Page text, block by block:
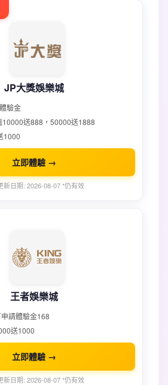
JP大獎娛樂城
驗金
10000送888，50000送1888
1000
立即體驗 →
新日期: 2026-08-07 *仍有效
王者娛樂城
請體驗金168
送1000
立即體驗 →
新日期: 2026-08-07 *仍有效